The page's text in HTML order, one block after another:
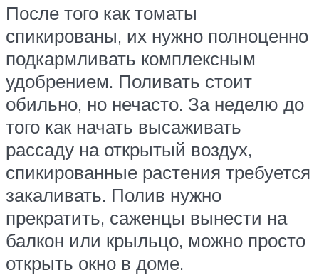
После того как томаты
спикированы, их нужно полноценно
подкармливать комплексным
удобрением. Поливать стоит
обильно, но нечасто. За неделю до
того как начать высаживать
рассаду на открытый воздух,
спикированные растения требуется
закаливать. Полив нужно
прекратить, саженцы вынести на
балкон или крыльцо, можно просто
открыть окно в доме.